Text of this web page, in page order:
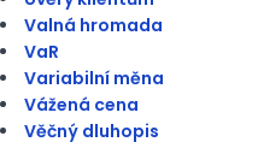
Valná hromada
VaR
Variabilní měna
Vážená cena
Věčný dluhopis